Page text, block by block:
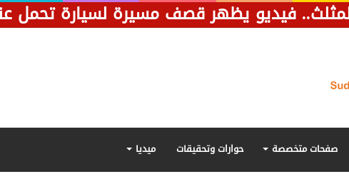
صفحات متخصصة حوارات وتحقيقات ميديا